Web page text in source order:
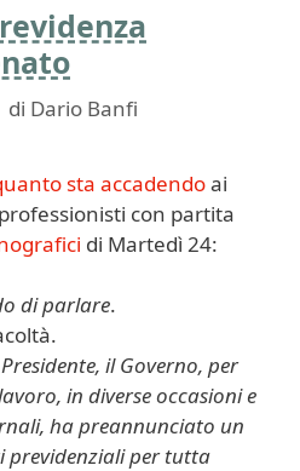
di Dario Banfi
sta accadendoai
con partita
di Martedì 24:
di parlare.
il Governo, per
in diverse occasioni e
ha preannunciato un
per tutta